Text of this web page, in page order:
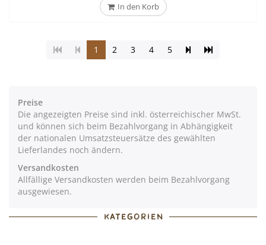
In den Korb
1
(Aktuelle
Seite)
2 3 4 5
Seite Zur
Preise
Die angezeigten Preise sind inkl. österreichischer MwSt.
und können sich beim Bezahlvorgang in Abhängigkeit
der nationalen Umsatzsteuersätze des gewählten
Lieferlandes noch ändern.
Versandkosten
Allfällige Versandkosten werden beim Bezahlvorgang
ausgewiesen.
KATEGORIEN